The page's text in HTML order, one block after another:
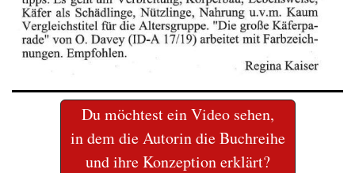
Du möchtest ein Video sehen,
in dem die Autorin die Buchreihe
und ihre Konzeption erklärt?